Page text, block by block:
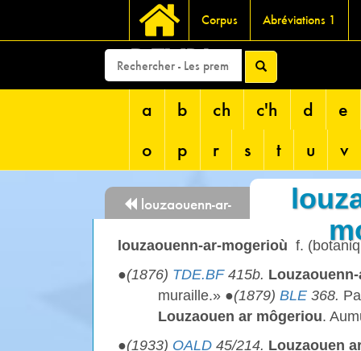
Corpus Abréviations 1
DEVRI
a b ch c'h d
e
o
p r s t u v
louzaouenn-ar-
mammou
louzaouenn-ar-mogerioù f.
●(1876) TDE.BF415b.
muraille.» ●(1879) BLE 368.
Louzaouen ar môgeriou.
●(1933) OALD 45/214. Louzaouen